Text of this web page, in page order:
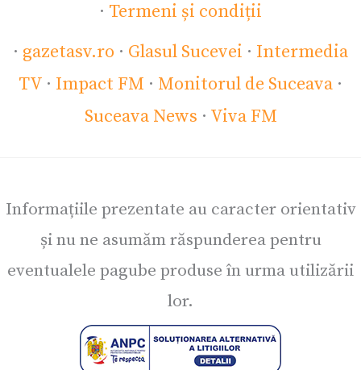
· Termeni și condiții
· gazetasv.ro · Glasul Sucevei · Intermedia
TV · Impact FM · Monitorul de Suceava ·
Suceava News · Viva FM
Informațiile prezentate au caracter orientativ
și nu ne asumăm răspunderea pentru
eventualele pagube produse în urma utilizării
lor.